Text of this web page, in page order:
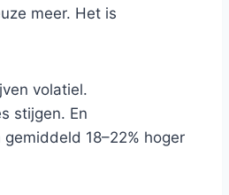
meer. Het is
volatiel.
stijgen. En
18–22% hoger